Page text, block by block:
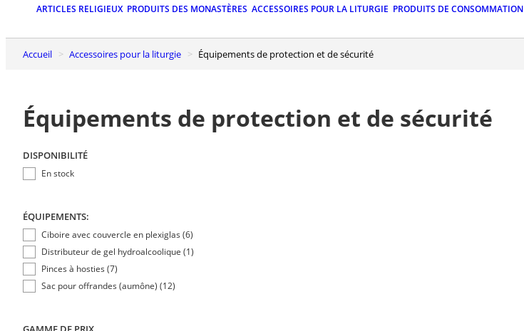
ARTICLES RELIGIEUX PRODUITS DES MONASTÈRES ACCESSOIRES POUR LA LITURGIE PRODUITS DE CONSOMMATION
Accueil Accessoires pour la liturgie Équipements de protection et de sécurité
Équipements de protection et de sécurité
DISPONIBILITÉ
En stock
ÉQUIPEMENTS:
Ciboire avec couvercle en plexiglas (6)
Distributeur de gel hydroalcoolique (1)
Pinces à hosties (7)
Sac pour offrandes (aumône) (12)